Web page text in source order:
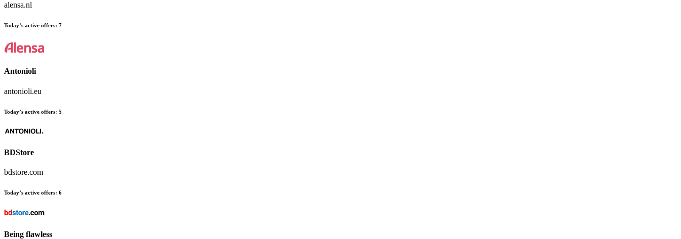
alensa.nl
Today’s active offers: 7
Antonioli
antonioli.eu
Today’s active offers: 5
BDStore
bdstore.com
Today’s active offers: 6
Being flawless